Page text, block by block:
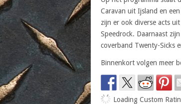
Caravan uit Ijsland en
zijn er ook diverse acts
Speedrock. Daarnaast
coverband Twenty-Sicks
Binnenkort volgen meer
Loading Custom